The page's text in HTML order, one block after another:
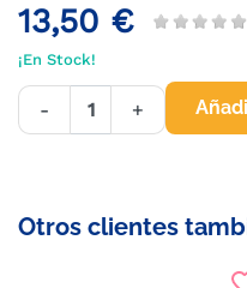
13,50 €
¡En Stock!
- +
Otros clientes